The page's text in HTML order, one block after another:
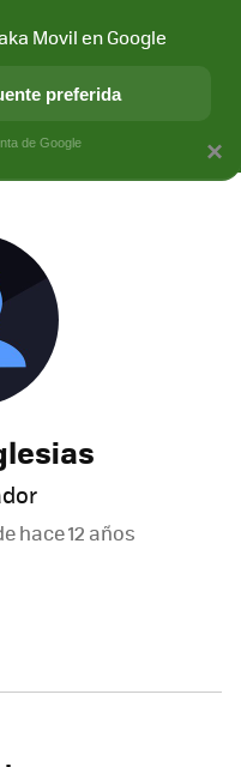
APLICACIONES
hace 12 años
×
Movil en Google
preferida
de Google